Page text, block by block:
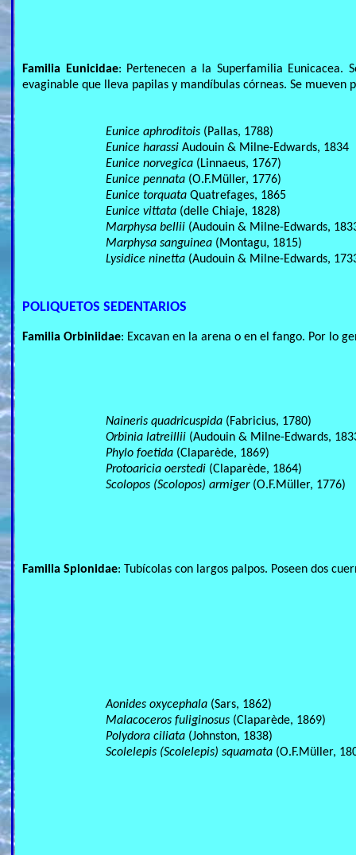
Familia Eunicidae: Pertenecen a la Superfamilia Eunicacea.
evaginable que lleva papilas y mandíbulas córneas. Se mueven
Eunice aphroditois (Pallas, 1788)
Eunice harassi Audouin & Milne-Edwards, 1834
Eunice norvegica (Linnaeus, 1767)
Eunice pennata (O.F.Müller, 1776)
Eunice torquata Quatrefages, 1865
Eunice vittata (delle Chiaje, 1828)
Marphysa bellii (Audouin & Milne-Edwards,
Marphysa sanguinea (Montagu, 1815)
Lysidice ninetta (Audouin & Milne-Edwards,
POLIQUETOS SEDENTARIOS
Familia Orbiniidae: Excavan en la arena o en el fango. Por lo
Naineris quadricuspida (Fabricius, 1780)
Orbinia latreillii (Audouin & Milne-Edwards,
Phylo foetida (Claparède, 1869)
Protoaricia oerstedi (Claparède, 1864)
Scolopos (Scolopos) armiger(O.F.Müller, 1776)
Familia Spionidae: Tubícolas con largos palpos. Poseen dos
Aonides oxycephala (Sars, 1862)
Malacoceros fuliginosus (Claparède, 1869)
Polydora ciliata (Johnston, 1838)
Scolelepis (Scolelepis) squamata (O.F.Müller,